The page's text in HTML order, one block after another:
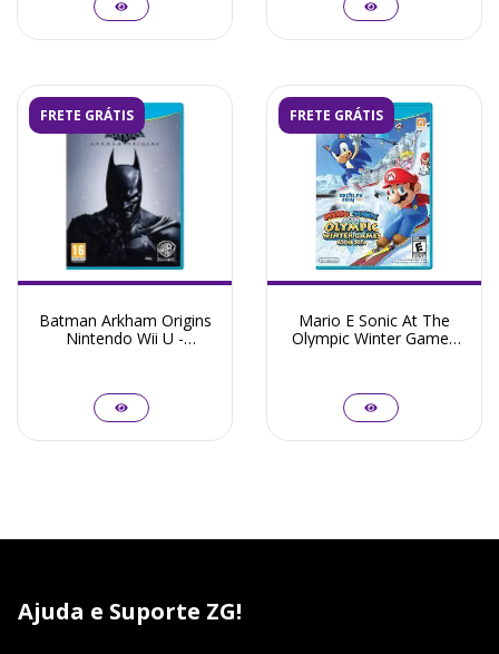
FRETE GRÁTIS
Batman Arkham Origins
Nintendo Wii U -
FRETE GRÁTIS
Mario E Sonic At The
Olympic Winter Games
Ajuda e Suporte ZG!